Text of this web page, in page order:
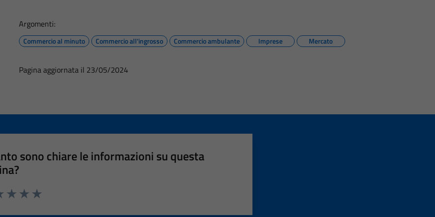
Argomenti:
Commercio al minuto Commercio all'ingrosso Commercio ambulante Imprese Mercato
Pagina aggiornata il 23/05/2024
sono chiare le informazioni su questa